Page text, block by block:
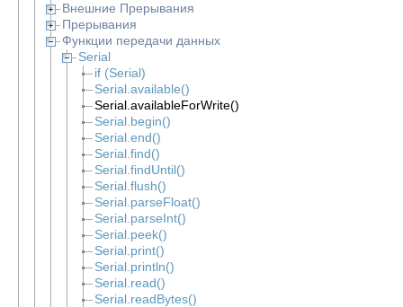
Внешние Прерывания
Прерывания
Функции передачи данных
Serial
if (Serial)
Serial.available()
Serial.availableForWrite()
Serial.begin()
Serial.end()
Serial.find()
Serial.findUntil()
Serial.flush()
Serial.parseFloat()
Serial.parseInt()
Serial.peek()
Serial.print()
Serial.println()
Serial.read()
Serial.readBytes()